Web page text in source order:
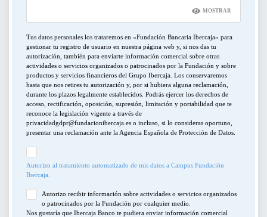
LIMPIAR FILTROS
BUSCAR
MOSTRAR
Tus datos personales los trataremos en «Fundación Bancaria Ibercaja» para
gestionar tu registro de usuario en nuestra página web y, si nos das tu
autorización, también para enviarte información comercial sobre otras
actividades o servicios organizados o patrocinados por la Fundación y sobre
productos y servicios financieros del Grupo Ibercaja. Los conservaremos
hasta que nos retires tu autorización y, por si hubiera alguna reclamación,
durante los plazos legalmente establecidos. Podrás ejercer los derechos de
acceso, rectificación, oposición, supresión, limitación y portabilidad que te
reconoce la legislación vigente a través de
privacidadgdpr@fundacionibercaja.es o incluso, si lo consideras oportuno,
presentar una reclamación ante la Agencia Española de Protección de Datos.
Autorizo al tratamiento automatizado de mis datos a Campus Fundación
Ibercaja.
Autorizo recibir información sobre actividades o servicios organizados
o patrocinados por la Fundación por cualquier medio.
Nos gustaría que Ibercaja Banco te pudiera enviar información comercial